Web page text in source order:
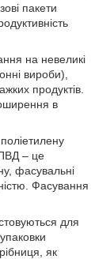
пакети
на невеликі
вироби),
продуктів.
в
ПВД – це
фасувальні
Фасування
для
як